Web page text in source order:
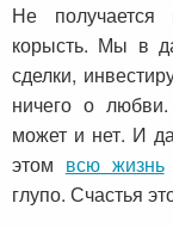
Не получается
корысть. Мы в
сделки,
ничего о
может и нет. И
этом всю жизнь
глупо. Счастья